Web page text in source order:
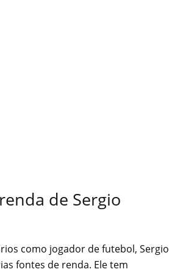
de Sergio
como jogador de futebol, Sergio
fontes de renda. Ele tem